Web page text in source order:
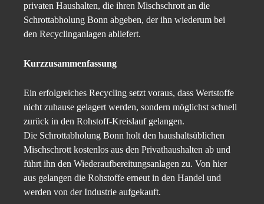
privaten Haushalten, die ihren Mischschrott an die
Schrottabholung Bonn abgeben, der ihn wiederum bei
den Recyclinganlagen abliefert.
Kurzzusammenfassung
Ein erfolgreiches Recycling setzt voraus, dass Wertstoffe
nicht zuhause gelagert werden, sondern möglichst schnell
zurück in den Rohstoff-Kreislauf gelangen.
Die Schrottabholung Bonn holt den haushaltsüblichen
Mischschrott kostenlos aus den Privathaushalten ab und
führt ihn den Wiederaufbereitungsanlagen zu. Von hier
aus gelangen die Rohstoffe erneut in den Handel und
werden von der Industrie aufgekauft.